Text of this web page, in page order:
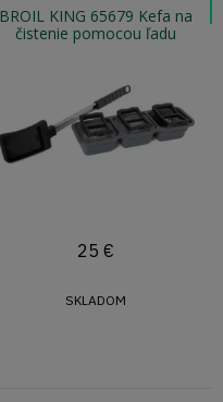
BROIL KING 65679 Kefa na
čistenie pomocou ľadu
25 €
SKLADOM